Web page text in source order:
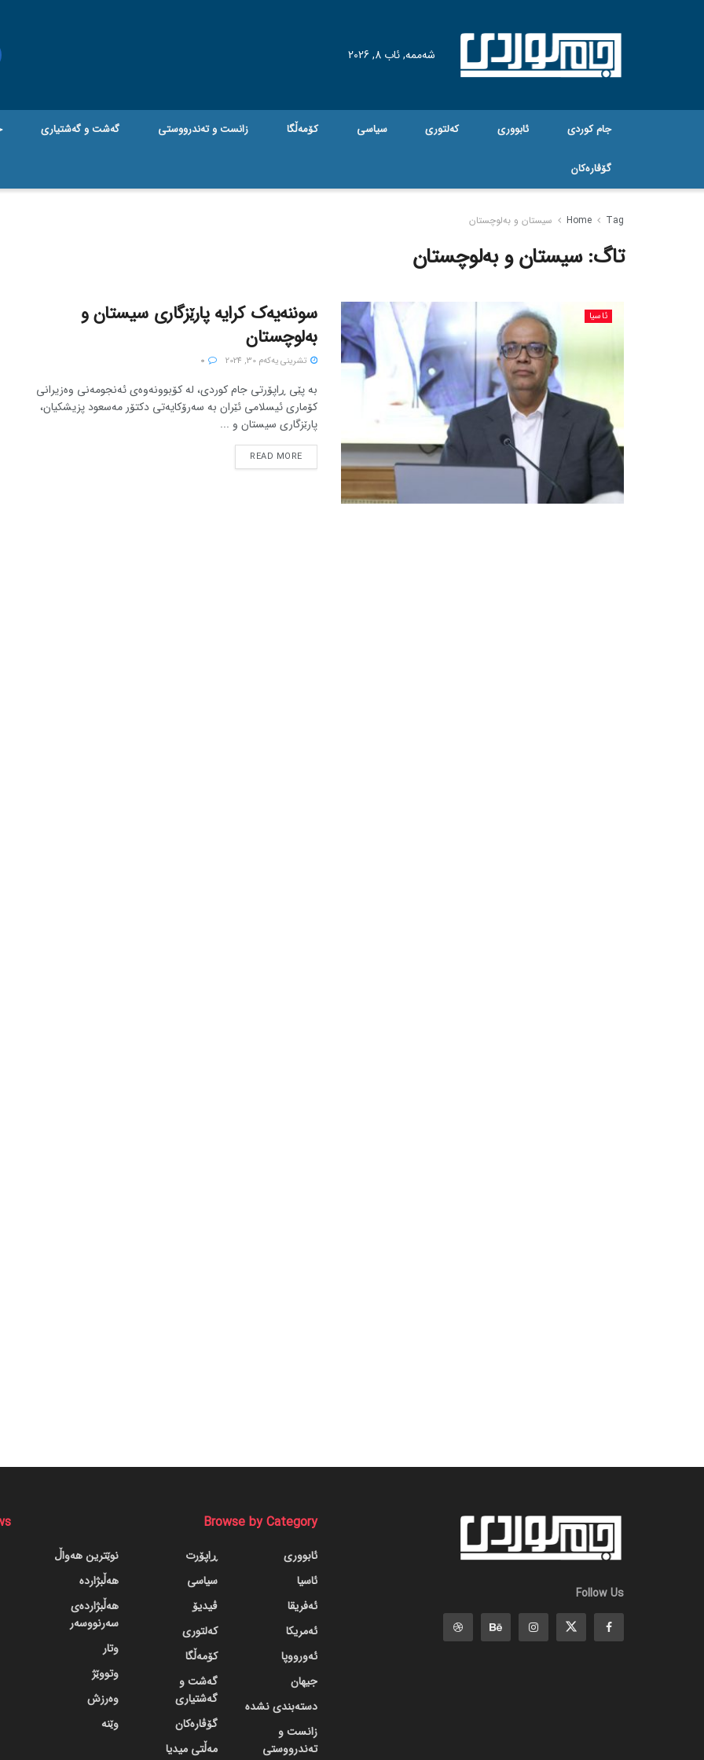
شەممە, ئاب 8, 2026
جام کوردی ئابووری کەلتوری سیاسی کۆمەڵگا زانست و تەندرووستی گه‌شت و گه‌شتیاری
گۆڤاره‌کان
Home Tag سیستان و بەلوچستان
تاگ:سیستان و بەلوچستان
ئاسیا
سوننەیەک کرایە پارێزگاری سیستان و
بەلوچستان
تشرینی یه‌كه‌م 30, 2024
بە پێی ڕاپۆرتی جام کوردی، لە کۆبوونەوەی ئەنجومەنی وەزیرانی
کۆماری ئیسلامی ئێران بە سەرۆکایەتی دکتۆر مەسعود پزیشکیان،
پارێزگاری سیستان و ...
READ MORE
Follow Us
Browse by Category
ئابووری
ئاسیا
ئەفریقا
ئەمریکا
ئەورووپا
جیهان
دسته‌بندی نشده
زانست و
تەندرووستی
ڕاپۆرت
سیاسی
ڤیدیۆ
کەلتوری
کۆمەڵگا
گه‌شت و
گه‌شتیاری
گۆڤاره‌کان
مەڵتی میدیا
نوێترین هەواڵ
هەڵبژاردە
هەڵبژاردەی
سەرنووسەر
وتار
وتووێژ
وەرزش
وێنە